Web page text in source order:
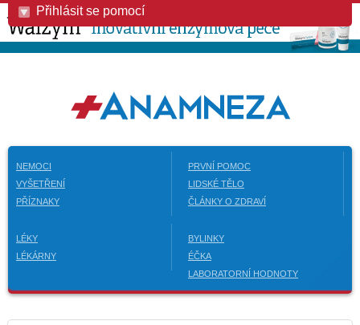
Přihlásit se pomocí
NEMOCI
VYŠETŘENÍ
PŘÍZNAKY
PRVNÍ POMOC
LIDSKÉ TĚLO
ČLÁNKY O ZDRAVÍ
LÉKY
LÉKÁRNY
BYLINKY
ÉČKA
LABORATORNÍ HODNOTY